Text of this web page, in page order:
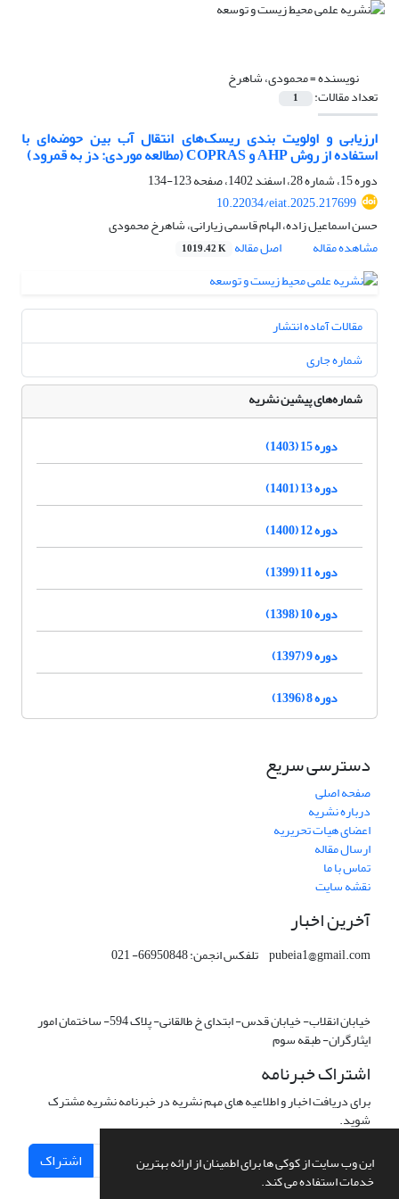
این وب سایت از کوکی ها برای اطمینان از ارائه بهترین
خدمات استفاده می کند.
نویسنده =محمودی، شاهرخ
تعداد مقالات: 1
ارزیابی و اولویت بندی ریسک‌های انتقال آب بین حوضه‌ای با
استفاده از روش AHP و COPRAS (مطالعه‌‌ موردی: دز به قمرود)
دوره 15، شماره 28، اسفند 1402، صفحه
123-134
10.22034/eiat.2025.217699
حسن اسماعیل زاده، الهام قاسمی زیارانی، شاهرخ محمودی
مشاهده مقاله
اصل مقاله 1019.42 K
مقالات آماده انتشار
شماره جاری
شماره‌های پیشین نشریه
دوره 15 (1403)
دوره 13 (1401)
دوره 12 (1400)
دوره 11 (1399)
دوره 10 (1398)
دوره 9 (1397)
دوره 8 (1396)
دسترسی سریع
صفحه اصلی
درباره نشریه
اعضای هیات تحریریه
ارسال مقاله
تماس با ما
نقشه سایت
آخرین اخبار
pubeia1@gmail.com تلفکس انجمن: 66950848- 021
خیابان انقلاب- خیابان قدس- ابتدای خ طالقانی- پلاک 594- ساختمان امور
ایثارگران- طبقه سوم
اشتراک خبرنامه
برای دریافت اخبار و اطلاعیه های مهم نشریه در خبرنامه نشریه مشترک
شوید.
اشتراک